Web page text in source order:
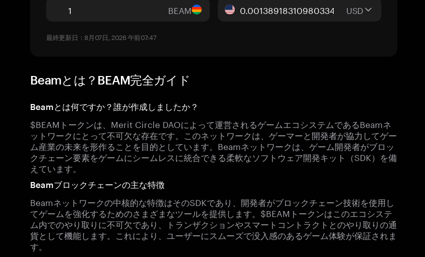
BEAM USD
最終更新日：8月07日, 2026 午前07:47
Beamとは？BEAM完全ガイド
Beamとは何ですか？誰が作成しましたか？
$BEAMトークンは、Merit Circle DAOによって運営されるゲームエコシステムであるBeamネ
ットワークにとって不可欠な存在です。このネットワークは、ゲーマーと開発者が協力してゲー
ム産業の未来を形作ることを目的としています。Beamネットワークは、ゲーム開発者がブロッ
クチェーン要素をゲームにシームレスに統合できる柔軟なソフトウェア開発キット（SDK）を備
えています。
Beamブロックチェーンの主な特徴
Beamネットワークの中核的な特徴はそのSDKであり、開発者がブロックチェーン技術を使用し
てゲームを強化するためのさまざまなツールを提供します。$BEAMトークンはこのエコシステ
ム内でのやり取りに不可欠であり、トランザクションやスマートコントラクトとのやり取りの通
貨として機能します。これにより、ユーザーにスムーズで没入感のあるゲーム体験が保証されま
す。